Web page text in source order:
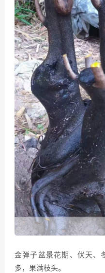
金弹子盆景花期、伏天、
多，果满枝头。